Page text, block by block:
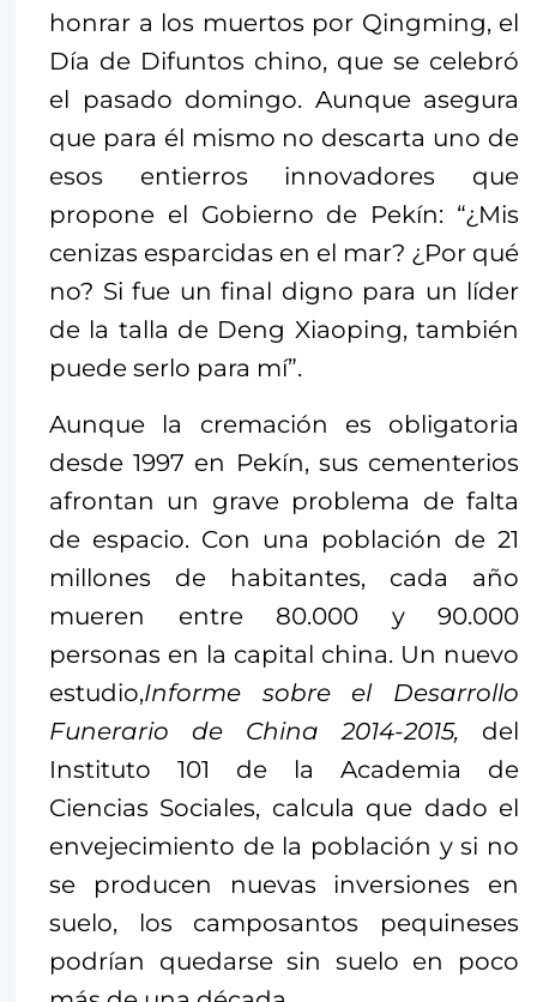
honrar a los muertos por Qingming, el
Día de Difuntos chino, que se celebró
el pasado domingo. Aunque asegura
que para él mismo no descarta uno de
esos entierros innovadores que
propone el Gobierno de Pekín: “¿Mis
cenizas esparcidas en el mar? ¿Por qué
no? Si fue un final digno para un líder
de la talla de Deng Xiaoping, también
puede serlo para mí”.
Aunque la cremación es obligatoria
desde 1997 en Pekín, sus cementerios
afrontan un grave problema de falta
de espacio. Con una población de 21
millones de habitantes, cada año
mueren entre 80.000 y 90.000
personas en la capital china. Un nuevo
estudio,Informe sobre el Desarrollo
Funerario de China 2014-2015, del
Instituto 101 de la Academia de
Ciencias Sociales, calcula que dado el
envejecimiento de la población y si no
se producen nuevas inversiones en
suelo, los camposantos pequineses
podrían quedarse sin suelo en poco